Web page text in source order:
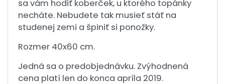
sa vám hodiť koberček, u ktorého topánky
necháte. Nebudete tak musieť stáť na
studenej zemi a špiniť si ponožky.
Rozmer 40x60 cm.
Jedná sa o predobjednávku. Zvýhodnená
cena platí len do konca apríla 2019.